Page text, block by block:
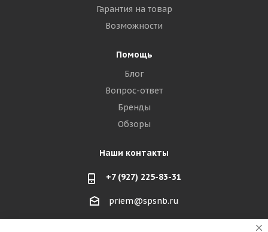
Гарантия на товар
Возможности
Помощь
Блог
Вопрос-ответ
Бренды
Обзоры
Наши контакты
+7 (927) 225-83-31
priem@spsnb.ru